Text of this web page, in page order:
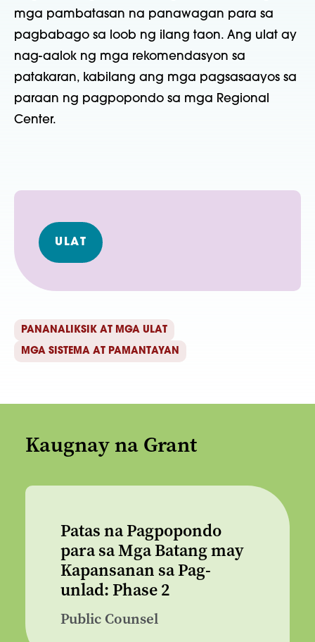
mga pambatasan na panawagan para sa
pagbabago sa loob ng ilang taon. Ang ulat ay
nag-aalok ng mga rekomendasyon sa
patakaran, kabilang ang mga pagsasaayos sa
paraan ng pagpopondo sa mga Regional
Center.
ULAT
PANANALIKSIK AT MGA ULAT
MGA SISTEMA AT PAMANTAYAN
Kaugnay na Grant
Patas na Pagpopondo
para sa Mga Batang may
Kapansanan sa Pag-
unlad: Phase 2
Public Counsel